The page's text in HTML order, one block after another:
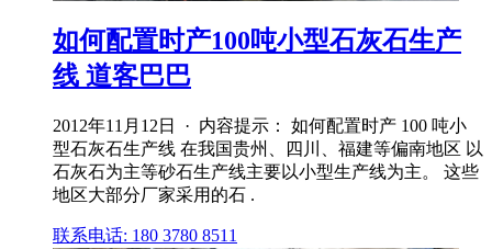
如何配置时产100吨小型石灰石生产
线 道客巴巴
2012年11月12日 · 内容提示： 如何配置时产 100 吨小
型石灰石生产线 在我国贵州、四川、福建等偏南地区 以
石灰石为主等砂石生产线主要以小型生产线为主。 这些
地区大部分厂家采用的石 .
联系电话: 180 3780 8511